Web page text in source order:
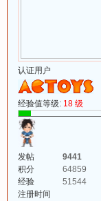
认证用户
经验值等级:18 级
发帖
9441
积分
64859
经验
51544
注册时间